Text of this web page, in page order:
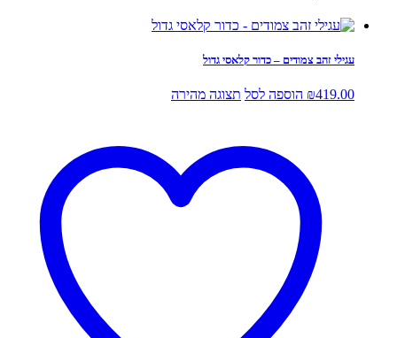
עגילי זהב צמודים – כדור קלאסי גדול
₪419.00 הוספה לסל תצוגה מהירה